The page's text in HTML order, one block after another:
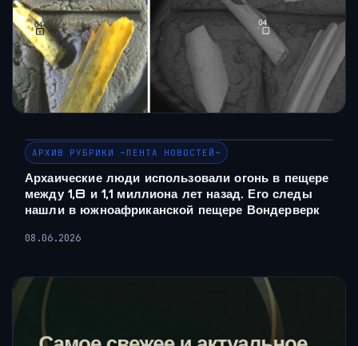
АРХИВ РУБРИКИ ~ЛЕНТА НОВОСТЕЙ~
Архаические люди использовали огонь в пещере
между 1,8 и 1,1 миллиона лет назад. Его следы
нашли в южноафриканской пещере Вондерверк
08.06.2026